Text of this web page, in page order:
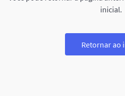
inicial.
Retornar ao